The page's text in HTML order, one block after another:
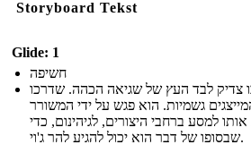
Storyboard Tekst
Glide: 1
חשיפה
צדיק לבד העץ של שגיאה הכהה. שדרכו
גשמיות. הוא פגש על ידי המשורר
למסע ברחבי היצורים, לגיהינום, כדי
שבסופו של דבר הוא יכול להגיע להר ג'וי.